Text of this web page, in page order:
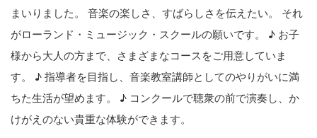
まいりました。 音楽の楽しさ、すばらしさを伝えたい。 それ
がローランド・ミュージック・スクールの願いです。 ♪ お子
様から大人の方まで、さまざまなコースをご用意していま
す。 ♪ 指導者を目指し、音楽教室講師としてのやりがいに満
ちた生活が望めます。 ♪ コンクールで聴衆の前で演奏し、か
けがえのない貴重な体験ができます。